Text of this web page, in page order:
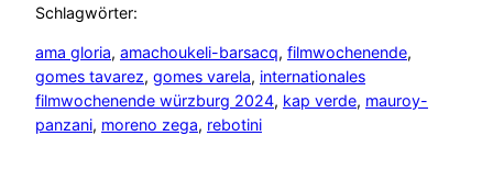
Schlagwörter:
ama gloria, amachoukeli-barsacq, filmwochenende
gomes tavarez, gomes varela, internationales
filmwochenende würzburg 2024, kap verde, mauroy-
panzani, moreno zega, rebotini